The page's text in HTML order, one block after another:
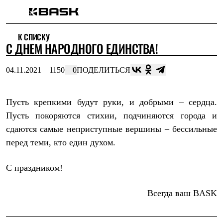
Интернет-магазин
Мужская одежда
Утепленная пухом
Куртки
Брюки
Утепленная синтетикой
Куртки
Брюки
Штормовая одежда
Куртки
Куртки
Жилеты
К СПИСКУ
C ДНЕМ НАРОДНОГО ЕДИНСТВА!
04.11.2021 1150 0ПОДЕЛИТЬСЯ
Пусть крепкими будут руки, и добрыми – сердца.
Пусть покоряются стихии, подчиняются города и
сдаются самые неприступные вершины – бессильные
перед теми, кто един духом.
С праздником!
Всегда ваш BASK